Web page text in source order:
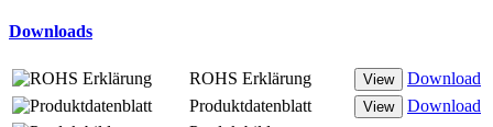
Downloads
ROHS Erklärung View
Download
Produktdatenblatt
View
Download